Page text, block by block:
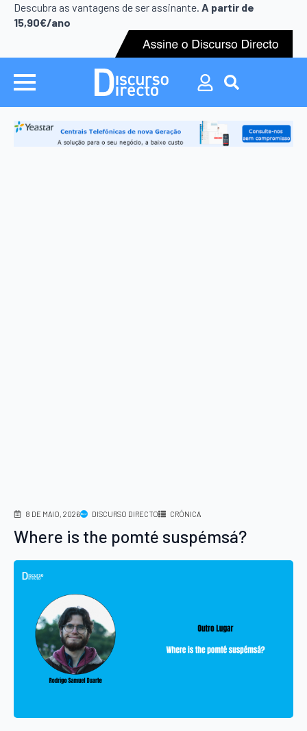
Descubra as vantagens de ser assinante. A partir de
15,90€/ano
Search
for:
Search
8 DE MAIO, 2026 DISCURSO DIRECTO CRÓNICA
Where is the pomté suspémsá?